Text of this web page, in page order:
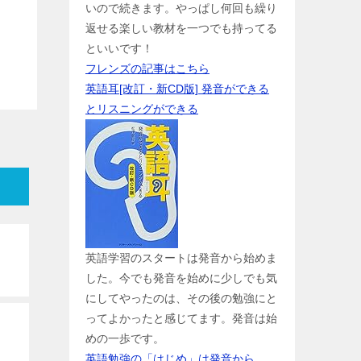
いので続きます。やっぱし何回も繰り
返せる楽しい教材を一つでも持ってる
といいです！
フレンズの記事はこちら
英語耳[改訂・新CD版] 発音ができる
とリスニングができる
英語学習のスタートは発音から始めま
した。今でも発音を始めに少しでも気
にしてやったのは、その後の勉強にと
ってよかったと感じてます。発音は始
めの一歩です。
英語勉強の「はじめ」は発音から